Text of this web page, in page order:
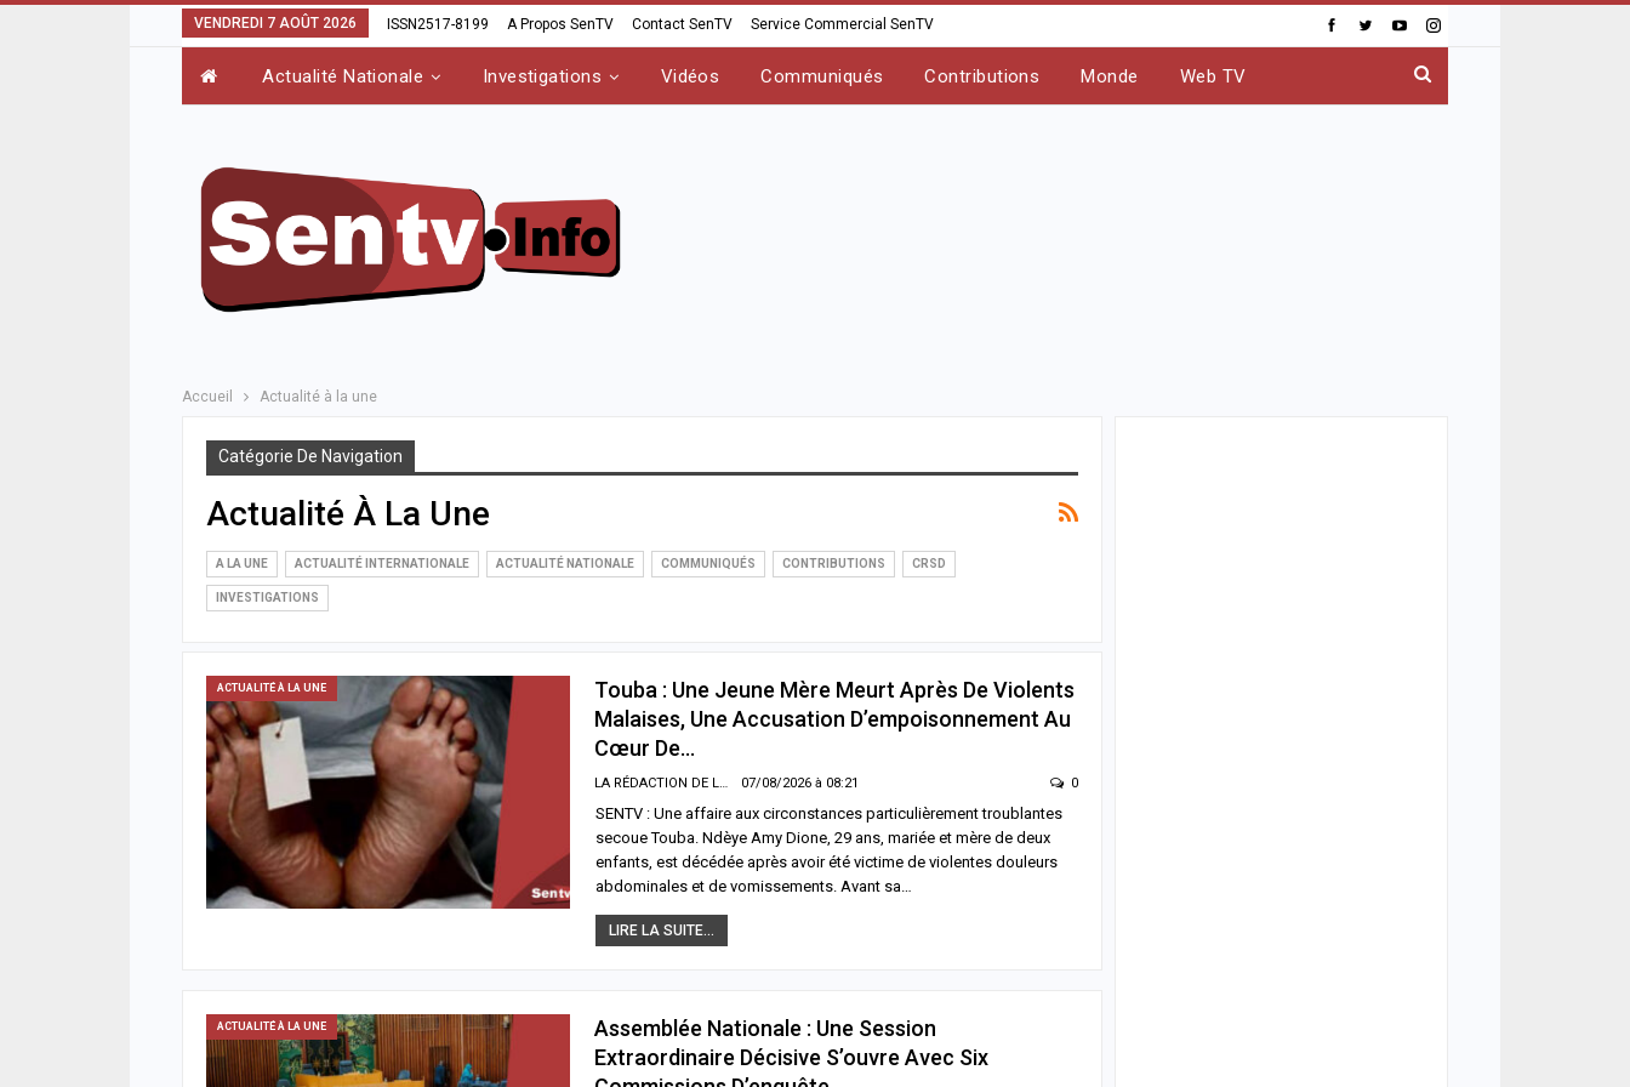
VENDREDI 7 AOÛT 2026 ISSN2517-8199 A Propos SenTV Contact SenTV Service Commercial SenTV
Actualité Nationale Investigations Vidéos Communiqués Contributions Monde Web TV
Accueil Actualité à la une
Catégorie De Navigation
Actualité À La Une
A LA UNE ACTUALITÉ INTERNATIONALE ACTUALITÉ NATIONALE COMMUNIQUÉS CONTRIBUTIONS CRSD
INVESTIGATIONS
ACTUALITÉ À LA UNE
Touba : Une Jeune Mère Meurt Après De Violents
Malaises, Une Accusation D’empoisonnement Au
Cœur De…
07/08/2026 à 08:21 0
SENTV : Une affaire aux circonstances particulièrement troublantes
secoue Touba. Ndèye Amy Dione, 29 ans, mariée et mère de deux
enfants, est décédée après avoir été victime de violentes douleurs
abdominales et de vomissements. Avant sa…
LIRE LA SUITE...
ACTUALITÉ À LA UNE
Assemblée Nationale : Une Session
Extraordinaire Décisive S’ouvre Avec Six